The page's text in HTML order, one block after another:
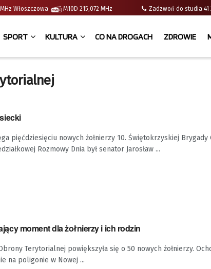
Włoszczowa M10D 215,072 MHz Zadzwoń do studia
SPORT KULTURA CO NA DROGACH ZDROWIE
pięćdziesięciu nowych żołnierzy 10. Świętokrzyskiej Brygady
Rozmowy Dnia był senator Jarosław ...
moment dla żołnierzy i ich rodzin
Terytorialnej powiększyła się o 50 nowych żołnierzy.
na poligonie w Nowej ...